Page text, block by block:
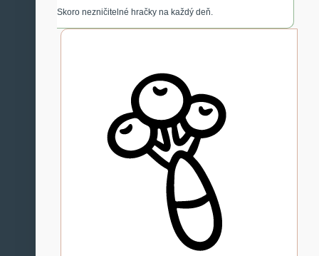
Skoro nezničitelné hračky na každý deň.